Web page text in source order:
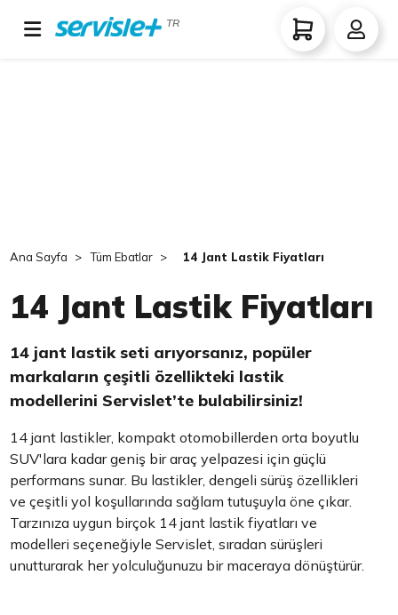
TR
Ana Sayfa Tüm Ebatlar 14 Jant Lastik Fiyatları
14 Jant Lastik Fiyatları
14 jant lastik seti arıyorsanız, popüler
markaların çeşitli özellikteki lastik
modellerini Servislet’te bulabilirsiniz!
14 jant lastikler, kompakt otomobillerden orta boyutlu
SUV'lara kadar geniş bir araç yelpazesi için güçlü
performans sunar. Bu lastikler, dengeli sürüş özellikleri
ve çeşitli yol koşullarında sağlam tutuşuyla öne çıkar.
Tarzınıza uygun birçok 14 jant lastik fiyatları ve
modelleri seçeneğiyle Servislet, sıradan sürüşleri
unutturarak her yolculuğunuzu bir maceraya dönüştürür.